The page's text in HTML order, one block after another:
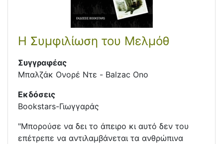
Η Συμφιλίωση του Μελμόθ
Συγγραφέας
Μπαλζάκ Ονορέ Ντε - Balzac Ono
Εκδόσεις
Bookstars-Γιωγγαράς
"Μπορούσε να δει το άπειρο κι αυτό δεν του
επέτρεπε να αντιλαµβάνεται τα ανθρώπινα